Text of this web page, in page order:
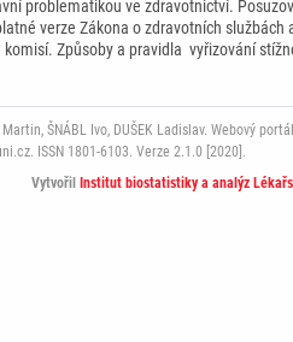
problematikou ve zdravotnictví.
verze Zákona o zdravotních
komisí. Způsoby a pravidla vyřizování
Martin, ŠNÁBL Ivo, DUŠEK Ladislav. Webový
ISSN 1801-6103. Verze 2.1.0 [2020].
Vytvořil
Institut biostatistiky a analýz